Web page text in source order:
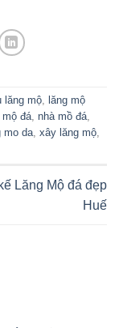
lăng mộ, lăng mộ
mộ đá, nhà mồ đá,
mo da, xây lăng mộ,
Lăng Mộ đá đẹp
Huế